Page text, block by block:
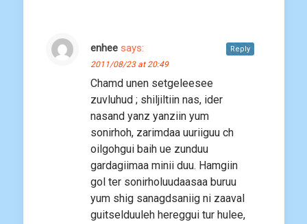
enhee says:
2011/08/23 at 20:49
Chamd unen setgeleesee
zuvluhud ; shiljiltiin nas, ider
nasand yanz yanziin yum
sonirhoh, zarimdaa uuriiguu ch
oilgohgui baih ue zunduu
gardagiimaa minii duu. Hamgiin
gol ter sonirholuudaasaa buruu
yum shig sanagdsaniig ni zaaval
guitselduuleh hereggui tur hulee,
Reply